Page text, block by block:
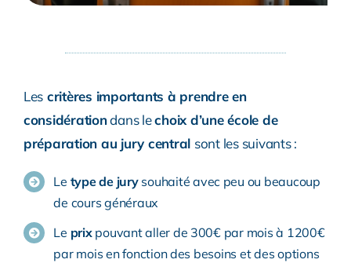
Les critères importants à prendre en
considérationdans lechoix d’une école de
préparation au jury central sont les suivants :
Le type de jurysouhaité avec peu ou beaucoup
de cours généraux
Le prixpouvant aller de 300€ par mois à 1200€
par mois en fonction des besoins et des options